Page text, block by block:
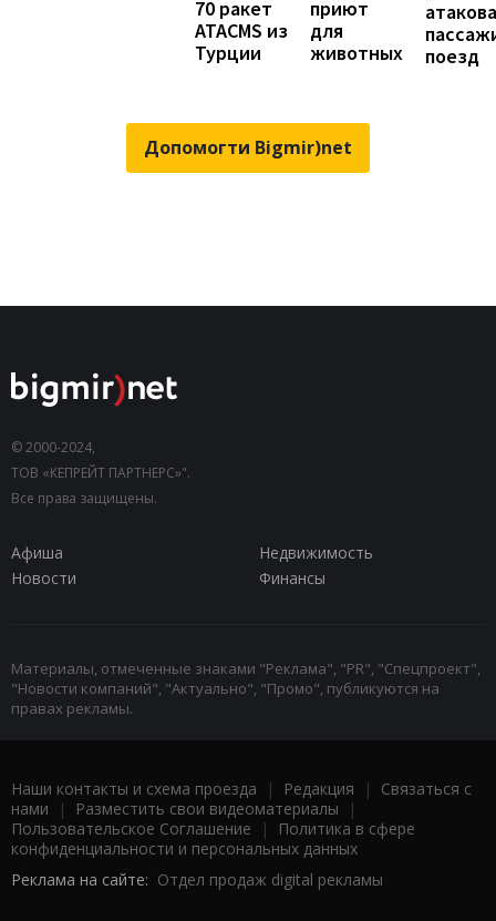
70 ракет
ATACMS из
Турции
приют
для
животных
поезд
Допомогти Bigmir)net
© 2000-2024,
ТОВ «КЕПРЕЙТ ПАРТНЕРС»".
Все права защищены.
Афиша
Недвижимость
Новости
Финансы
Материалы, отмеченные знаками "Реклама", "PR", "Спецпроект",
"Новости компаний", "Актуально", "Промо", публикуются на
правах рекламы.
Наши контакты и схема проезда | Редакция | Связаться с
нами | Разместить свои видеоматериалы |
Пользовательское Соглашение |
Политика в сфере
конфиденциальности и персональных данных
Реклама на сайте: Отдел продаж digital рекламы